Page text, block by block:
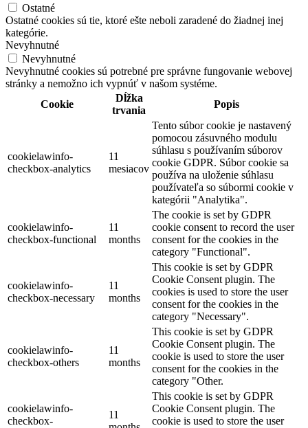
Ostatné
Ostatné cookies sú tie, ktoré ešte neboli zaradené do žiadnej inej
kategórie.
Nevyhnutné
Nevyhnutné
Nevyhnutné cookies sú potrebné pre správne fungovanie webovej
stránky a nemožno ich vypnúť v našom systéme.
Cookie
Dĺžka
trvania
Popis
cookielawinfo-
checkbox-analytics
11
mesiacov
Tento súbor cookie je nastavený
pomocou zásuvného modulu
súhlasu s používaním súborov
cookie GDPR. Súbor cookie sa
používa na uloženie súhlasu
používateľa so súbormi cookie v
kategórii "Analytika".
cookielawinfo-
checkbox-functional
11
months
The cookie is set by GDPR
cookie consent to record the user
consent for the cookies in the
category "Functional".
cookielawinfo-
checkbox-necessary
11
months
This cookie is set by GDPR
Cookie Consent plugin. The
cookies is used to store the user
consent for the cookies in the
category "Necessary".
cookielawinfo-
checkbox-others
11
months
This cookie is set by GDPR
Cookie Consent plugin. The
cookie is used to store the user
consent for the cookies in the
category "Other.
cookielawinfo-
checkbox-
11
This cookie is set by GDPR
Cookie Consent plugin. The
cookie is used to store the user